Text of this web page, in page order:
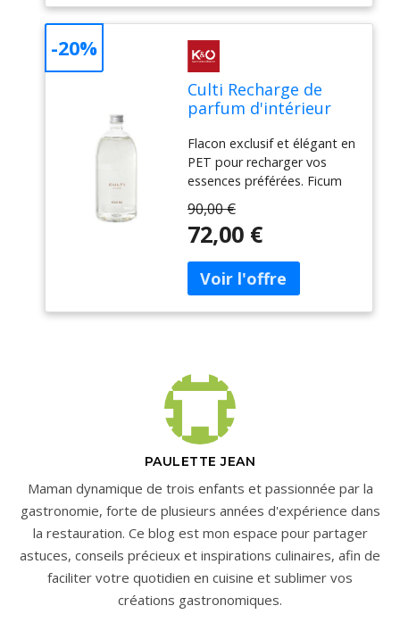
plus anciens domestiqué
Culti Recharge de
parfum d'intérieur
multicolore
Flacon exclusif et élégant en
PET pour recharger vos
essences préférées. Ficum
notre enfance : un goûter
avec des figues juteuses
une longue randonnée à
vélo dans la campagne
ensoleillée. Famille olfactive :
90,00 €
72,00 €
-20%
PAULETTE JEAN
Maman dynamique de trois enfants et passionnée par la
gastronomie, forte de plusieurs années d'expérience dans
la restauration. Ce blog est mon espace pour partager
astuces, conseils précieux et inspirations culinaires, afin de
faciliter votre quotidien en cuisine et sublimer vos
créations gastronomiques.